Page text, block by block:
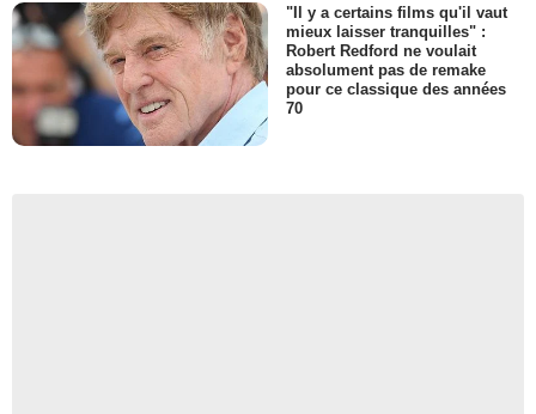
"Il y a certains films qu'il vaut
mieux laisser tranquilles" :
Robert Redford ne voulait
absolument pas de remake
pour ce classique des années
70